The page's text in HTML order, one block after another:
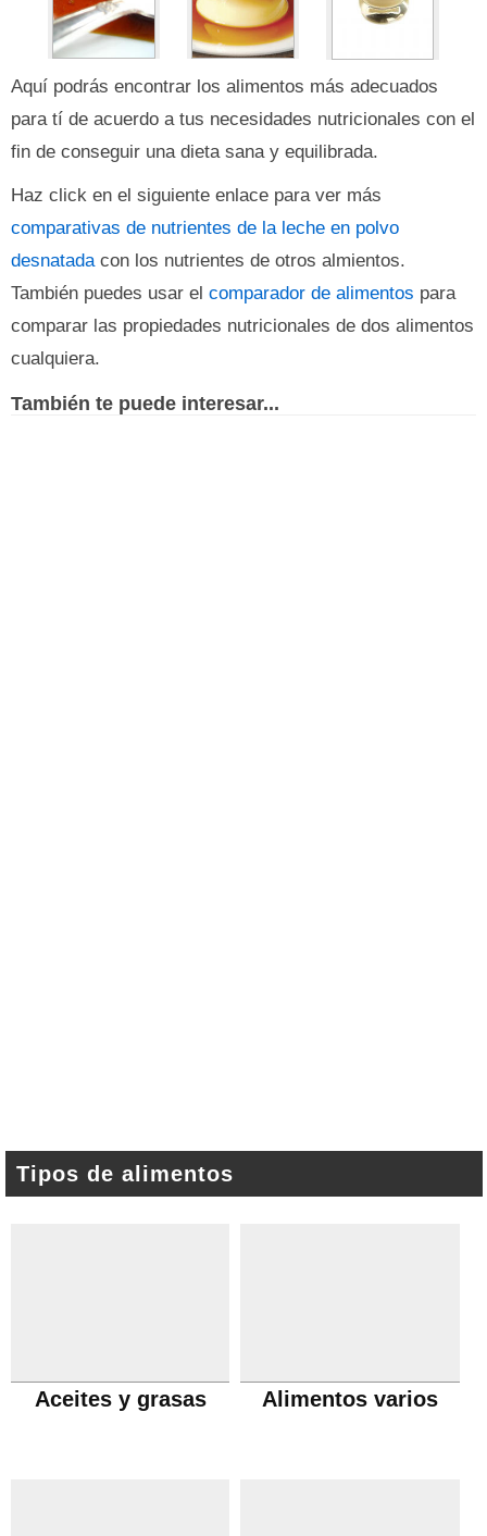
Aquí podrás encontrar los alimentos más adecuados
para tí de acuerdo a tus necesidades nutricionales con el
fin de conseguir una dieta sana y equilibrada.
Haz click en el siguiente enlace para ver más
comparativas de nutrientes de la leche en polvo
desnatadacon los nutrientes de otros almientos.
También puedes usar el comparador de alimentos para
comparar las propiedades nutricionales de dos alimentos
cualquiera.
También te puede interesar...
Tipos de alimentos
Aceites y grasas Alimentos varios